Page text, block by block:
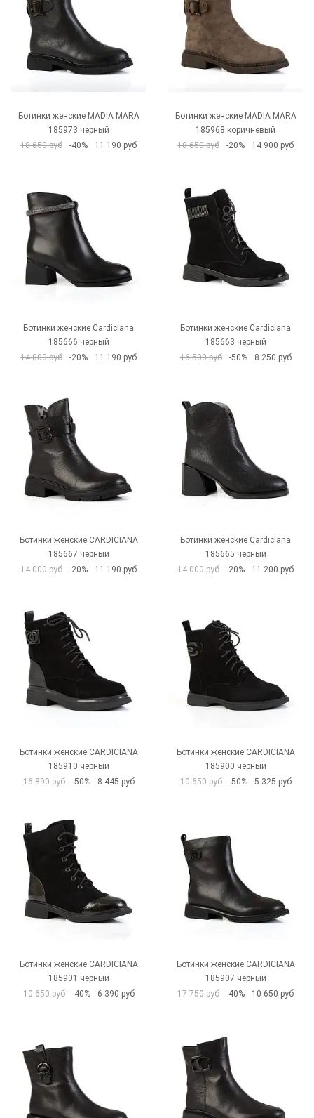
Ботинки женские MADIA MARA
185973 черный
18 650 руб
-40% 11 190 руб
Ботинки женские MADIA MARA
185968 коричневый
18 650 руб
-20% 14 900 руб
Ботинки женские CardicIana
185666 черный
14 000 руб
-20% 11 190 руб
Ботинки женские CardicIana
185663 черный
16 500 руб
-50% 8 250 руб
Ботинки женские CARDICIANA
185667 черный
14 000 руб
-20% 11 190 руб
Ботинки женские CardicIana
185665 черный
14 000 руб
-20% 11 200 руб
Ботинки женские CARDICIANA
185910 черный
16 890 руб
-50% 8 445 руб
Ботинки женские CARDICIANA
185900 черный
10 650 руб
-50% 5 325 руб
Ботинки женские CARDICIANA
185901 черный
10 650 руб
-40% 6 390 руб
Ботинки женские CARDICIANA
185907 черный
17 750 руб
-40% 10 650 руб